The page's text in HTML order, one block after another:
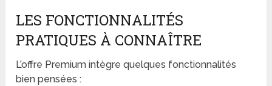
LES FONCTIONNALITÉS
PRATIQUES À CONNAÎTRE
L’offre Premium intègre quelques fonctionnalités
bien pensées :